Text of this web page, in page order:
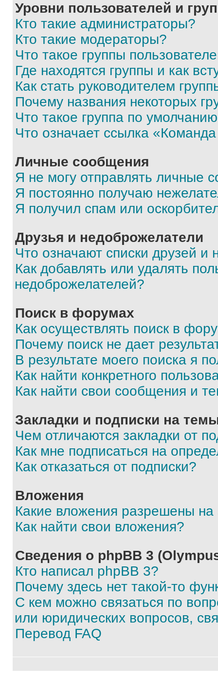
Уровни пользователей и
Кто такие администраторы?
Кто такие модераторы?
Что такое группы
Где находятся группы и как
Как стать руководителем
Почему названия некоторых
Что такое группа по
Что означает ссылка
Личные сообщения
Я не могу отправлять личные
Я постоянно получаю
Я получил спам или
Друзья и недоброжелатели
Что означают списки друзей и
Как добавлять или удалять
недоброжелателей?
Поиск в форумах
Как осуществлять поиск в
Почему поиск не дает
В результате моего поиска я
Как найти конкретного
Как найти свои сообщения и
Закладки и подписки на
Чем отличаются закладки от
Как мне подписаться на
Как отказаться от подписки?
Вложения
Какие вложения разрешены
Как найти свои вложения?
Сведения о phpBB 3
Кто написал phpBB 3?
Почему здесь нет такой-то
С кем можно связаться по
или юридических вопросов,
Перевод FAQ